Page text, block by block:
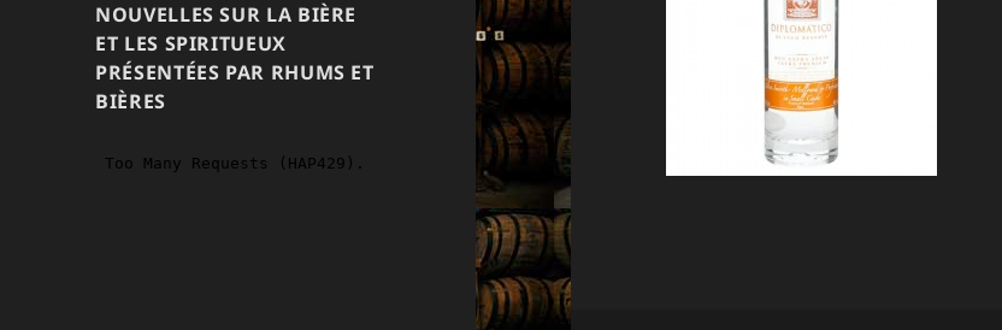
NOUVELLES SUR LA BIÈRE
ET LES SPIRITUEUX
PRÉSENTÉES PAR RHUMS ET
BIÈRES